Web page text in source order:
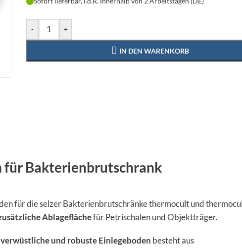
- +
IN DEN WARENKORB
für Bakterienbrutschrank
für die selzer Bakterienbrutschränke thermocult und
Ablageflächefür Petrischalen und Objektträger.
und robuste Einlegeboden besteht aus